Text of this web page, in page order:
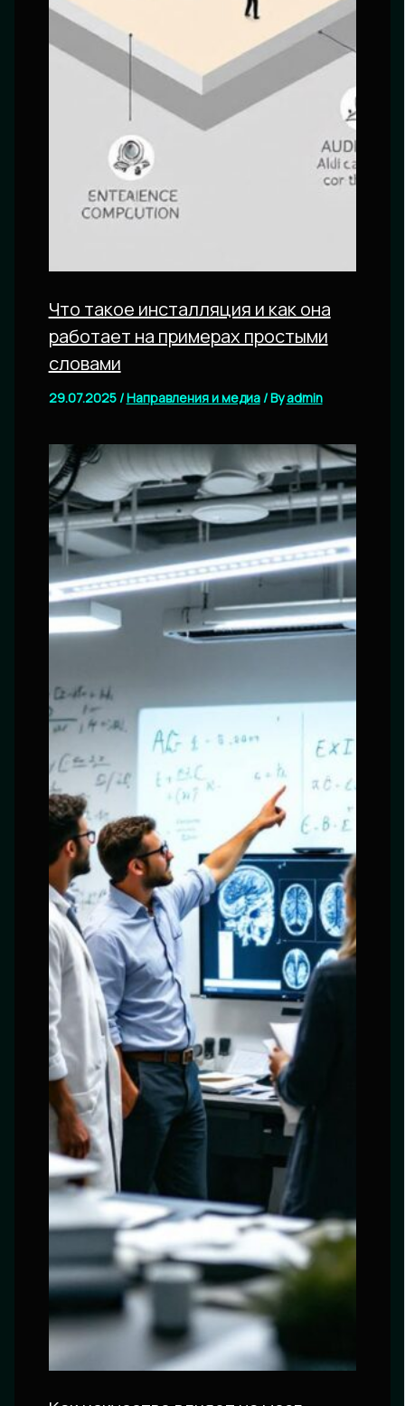
Что такое инсталляция и как она
работает на примерах простыми
словами
29.07.2025/Направления и медиа/ Byadmin